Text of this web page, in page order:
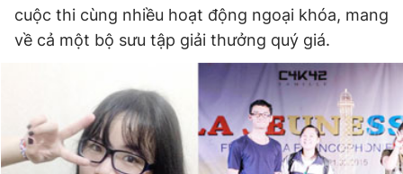
cuộc thi cùng nhiều hoạt động ngoại khóa, mang
về cả một bộ sưu tập giải thưởng quý giá.